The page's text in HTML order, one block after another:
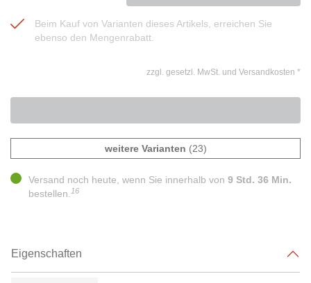
Beim Kauf von Varianten dieses Artikels, erreichen Sie
ebenso den Mengenrabatt.
zzgl. gesetzl. MwSt. und Versandkosten *
weitere Varianten (23)
Versand noch heute, wenn Sie innerhalb von 9 Std. 36 Min.
bestellen. 16
Eigenschaften